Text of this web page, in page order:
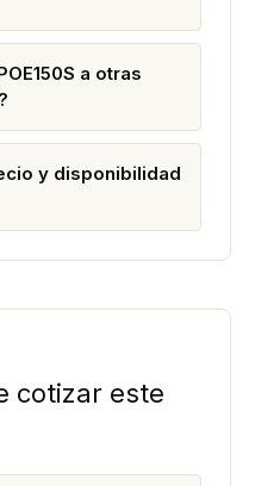
a otras
y disponibilidad
cotizar este